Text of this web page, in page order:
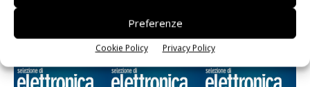
Preferenze
Cookie Policy Privacy Policy
Selezione di elettronica